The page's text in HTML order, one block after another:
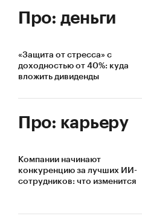
Про: деньги
«Защита от стресса» с
доходностью от 40%: куда
вложить дивиденды
Про: карьеру
Компании начинают
конкуренцию за лучших ИИ-
сотрудников: что изменится